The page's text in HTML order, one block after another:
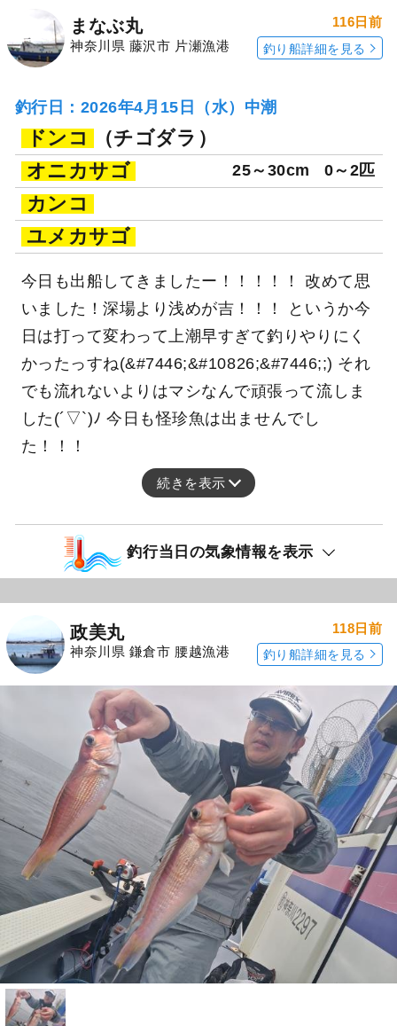
まなぶ丸
神奈川県 藤沢市 片瀬漁港
116日前
釣り船詳細を見る
釣行日：2026年4月15日（水）中潮
ドンコ
（チゴダラ）
オニカサゴ
25～30cm 0～2匹
カンコ
ユメカサゴ
今日も出船してきましたー！！！！！ 改めて思
いました！深場より浅めが吉！！！ というか今
日は打って変わって上潮早すぎて釣りやりにく
かったっすね(&#7446;&#10826;&#7446;;) それ
でも流れないよりはマシなんで頑張って流しま
した(´▽`)ﾉ 今日も怪珍魚は出ませんでし
た！！！
続きを表示
釣行当日の気象情報を表示
政美丸
神奈川県 鎌倉市 腰越漁港
118日前
釣り船詳細を見る